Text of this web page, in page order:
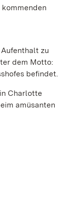
zu
dem Motto:
befindet.
Charlotte
amüsanten